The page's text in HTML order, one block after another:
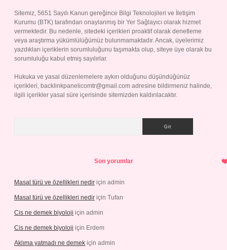
Sitemiz, 5651 Sayılı Kanun gereğince Bilgi Teknolojileri ve İletişim
Kurumu (BTK) tarafından onaylanmış bir Yer Sağlayıcı olarak hizmet
vermektedir. Bu nedenle, sitedeki içerikleri proaktif olarak denetleme
veya araştırma yükümlülüğümüz bulunmamaktadır. Ancak, üyelerimiz
yazdıkları içeriklerin sorumluluğunu taşımakta olup, siteye üye olarak bu
sorumluluğu kabul etmiş sayılırlar.
Hukuka ve yasal düzenlemelere aykırı olduğunu düşündüğünüz
içerikleri, backlinkpanelicomtr@gmail.com adresine bildirmeniz halinde,
ilgili içerikler yasal süre içerisinde sitemizden kaldırılacaktır.
Son yorumlar
Masal türü ve özellikleri nedir için admin
Masal türü ve özellikleri nedir için Tufan
Cis ne demek biyoloji için admin
Cis ne demek biyoloji için Erdem
Aklıma yatmadı ne demek için admin